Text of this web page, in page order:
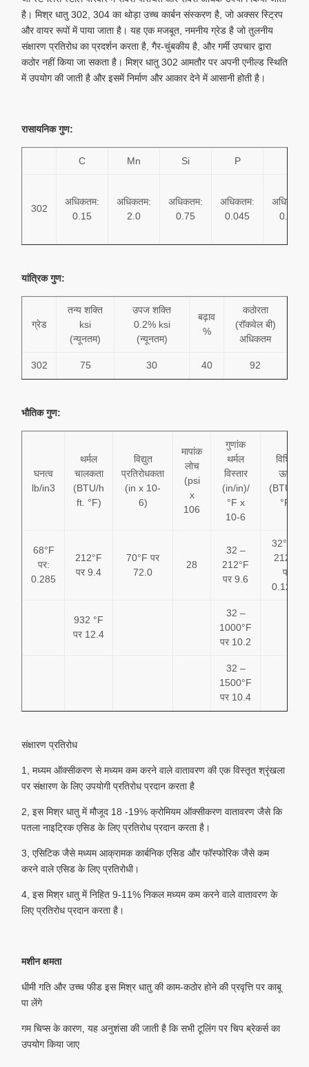
है। मिश्र धातु 302, 304 का थोड़ा उच्च कार्बन संस्करण है, जो अक्सर स्ट्रिप
और वायर रूपों में पाया जाता है। यह एक मजबूत, नमनीय ग्रेड है जो तुलनीय
संक्षारण प्रतिरोध का प्रदर्शन करता है, गैर-चुंबकीय है, और गर्मी उपचार द्वारा
कठोर नहीं किया जा सकता है। मिश्र धातु 302 आमतौर पर अपनी एनील्ड स्थिति
में उपयोग की जाती है और इसमें निर्माण और आकार देने में आसानी होती है।
रासायनिक गुण:
C Mn Si P
302
अधिकतम:
0.15
अधिकतम:
2.0
अधिकतम:
0.75
अधिकतम:
0.045
अधिकतम:
0.03
यांत्रिक गुण:
ग्रेड
तन्य शक्ति
ksi
(न्यूनतम)
उपज शक्ति
0.2% ksi
(न्यूनतम)
बढ़ाव
%
कठोरता
(रॉकवेल बी)
अधिकतम
302 75 30 40 92
भौतिक गुण:
घनत्व
lb/in3
थर्मल
चालकता
(BTU/h
ft. °F)
विद्युत
प्रतिरोधकता
(in x 10-
6)
मापांक
लोच
(psi
x
106
गुणांक
थर्मल
विस्तार
(in/in)/
°F x
10-6
विशिष्ट
ऊष्मा
(BTU/lb/
°F)
68°F
पर:
0.285
212°F
पर 9.4
70°F पर
72.0
28
32 –
212°F
पर 9.6
32°F से
212°F
पर
0.1200
932 °F
पर 12.4
32 –
1000°F
पर 10.2
32 –
1500°F
पर 10.4
संक्षारण प्रतिरोध
1, मध्यम ऑक्सीकरण से मध्यम कम करने वाले वातावरण की एक विस्तृत श्रृंखला
पर संक्षारण के लिए उपयोगी प्रतिरोध प्रदान करता है
2, इस मिश्र धातु में मौजूद 18 -19% क्रोमियम ऑक्सीकरण वातावरण जैसे कि
पतला नाइट्रिक एसिड के लिए प्रतिरोध प्रदान करता है।
3, एसिटिक जैसे मध्यम आक्रामक कार्बनिक एसिड और फॉस्फोरिक जैसे कम
करने वाले एसिड के लिए प्रतिरोधी।
4, इस मिश्र धातु में निहित 9-11% निकल मध्यम कम करने वाले वातावरण के
लिए प्रतिरोध प्रदान करता है।
मशीन क्षमता
धीमी गति और उच्च फीड इस मिश्र धातु की काम-कठोर होने की प्रवृत्ति पर काबू
पा लेंगे
गम चिप्स के कारण, यह अनुशंसा की जाती है कि सभी टूलिंग पर चिप ब्रेकर्स का
उपयोग किया जाए